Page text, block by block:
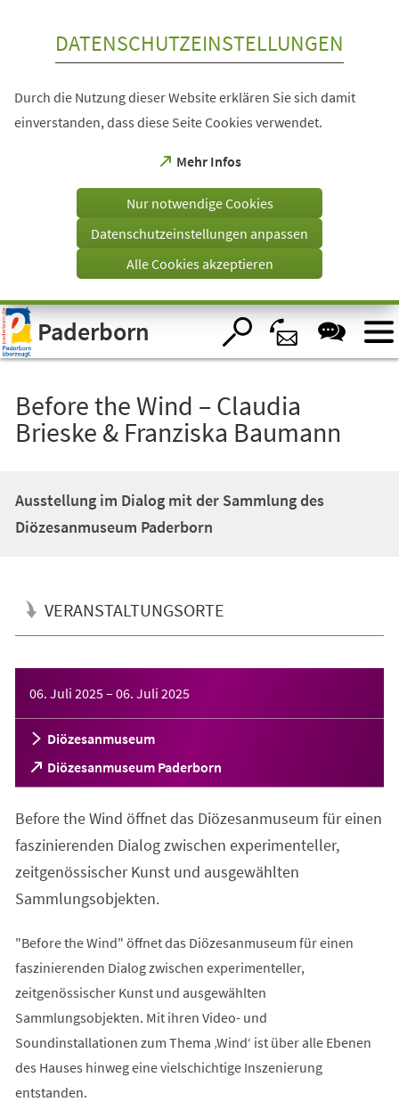
Visuelle
Assistenzsoftware
öffnen.
DATENSCHUTZEINSTELLUNGEN
Durch die Nutzung dieser Website erklären Sie sich damit
einverstanden, dass diese Seite Cookies verwendet.
Mehr Infos
(Öffnet
einem
Tab)
Nur notwendige Cookies
Datenschutzeinstellungen anpassen
Alle Cookies akzeptieren
Paderborn
Before the Wind – Claudia
Brieske & Franziska Baumann
Ausstellung im Dialog mit der Sammlung des
Diözesanmuseum Paderborn
VERANSTALTUNGSORTE
06. Juli 2025– 06. Juli 2025
Diözesanmuseum
Diözesanmuseum Paderborn
(Öffnet
in
neuen
Tab)
Before the Wind öffnet das Diözesanmuseum für einen
faszinierenden Dialog zwischen experimenteller,
zeitgenössischer Kunst und ausgewählten
Sammlungsobjekten.
"Before the Wind" öffnet das Diözesanmuseum für einen
faszinierenden Dialog zwischen experimenteller,
zeitgenössischer Kunst und ausgewählten
Sammlungsobjekten. Mit ihren Video- und
Soundinstallationen zum Thema ‚Wind‘ ist über alle Ebenen
des Hauses hinweg eine vielschichtige Inszenierung
entstanden.